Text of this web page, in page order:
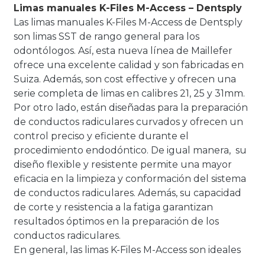
Limas manuales K-Files M-Access – Dentsply
Las limas manuales K-Files M-Access de Dentsply
son limas SST de rango general para los
odontólogos. Así, esta nueva línea de Maillefer
ofrece una excelente calidad y son fabricadas en
Suiza. Además, son cost effective y ofrecen una
serie completa de limas en calibres 21, 25 y 31mm.
Por otro lado, están diseñadas para la preparación
de conductos radiculares curvados y ofrecen un
control preciso y eficiente durante el
procedimiento endodóntico. De igual manera, su
diseño flexible y resistente permite una mayor
eficacia en la limpieza y conformación del sistema
de conductos radiculares. Además, su capacidad
de corte y resistencia a la fatiga garantizan
resultados óptimos en la preparación de los
conductos radiculares.
En general, las limas K-Files M-Access son ideales